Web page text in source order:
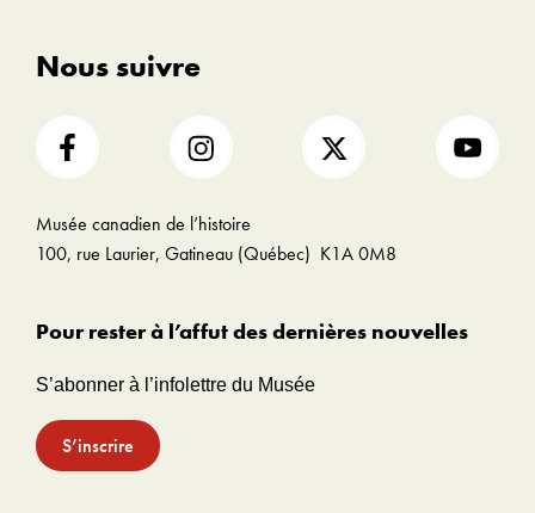
Nous suivre
Musée canadien de l’histoire
100, rue Laurier, Gatineau (Québec) K1A 0M8
Pour rester à l’affut des dernières nouvelles
S’abonner à l’infolettre du Musée
S’inscrire